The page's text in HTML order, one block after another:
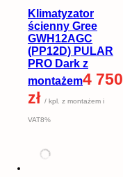
Klimatyzator
ścienny Gree
GWH12AGC
(PP12D) PULAR
PRO Dark z
montażem4 750
zł / kpl. z montażem i
VAT8%